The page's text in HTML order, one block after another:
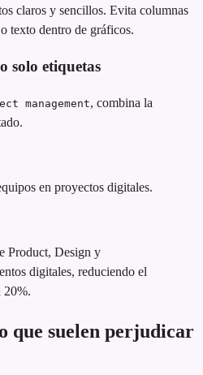
claros y sencillos. Evita columnas
texto dentro de gráficos.
solo etiquetas
management, combina la
en proyectos digitales.
Product, Design y
digitales, reduciendo el
20%.
que suelen perjudicar